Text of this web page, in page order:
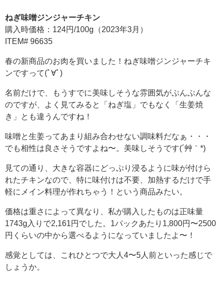
ねぎ味噌ジンジャーチキン
購入時価格：124円/100g（2023年3月）
ITEM# 96635
春の新商品のお肉を買いました！ねぎ味噌ジンジャーチキ
ンですって(ﾟ∀ﾟ)
名前だけで、もうすでに美味しそうな雰囲気がぷんぷんな
のですが、よく見てみると「ねぎ塩」でもなく「生姜焼
き」とも違うんですね！
味噌と生姜ってあまり組み合わせない調味料だなぁ・・・
でも相性は良さそうですよね〜。美味しそうです(´艸｀*)
見ての通り、大きな容器にどっぷり浸るように味が付けら
れたチキンなので、特に味付けは不要、加熱するだけで手
軽にメイン料理が作れちゃう！という商品みたい。
価格は重さによって異なり、私が購入したものは正味量
1743g入りで2,161円でした。1パックあたり1,800円〜2500
円くらいの中から選べるようになっていましたよ〜！
感覚としては、これひとつで大人4〜5人前といった感じで
しょうか。